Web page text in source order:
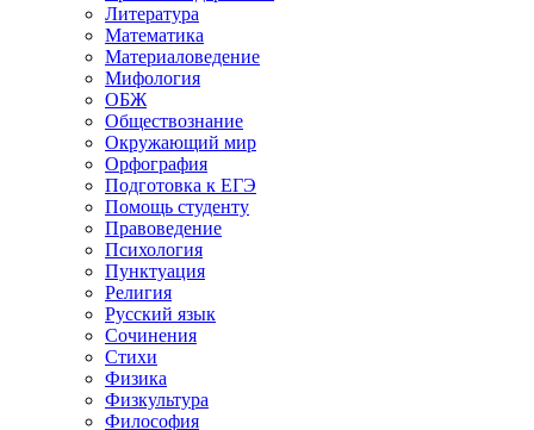
Литература
Математика
Материаловедение
Мифология
ОБЖ
Обществознание
Окружающий мир
Орфография
Подготовка к ЕГЭ
Помощь студенту
Правоведение
Психология
Пунктуация
Религия
Русский язык
Сочинения
Стихи
Физика
Физкультура
Философия